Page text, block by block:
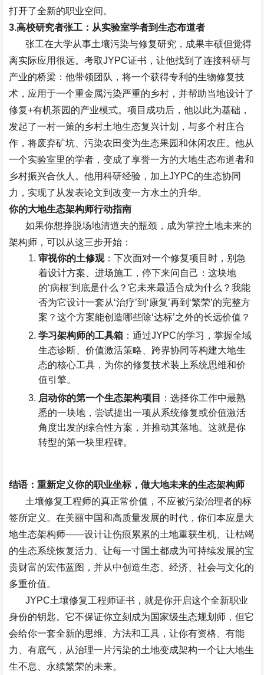
打开了全新的职业空间。
3.高校研究者张工：从实验室学者到生态布道者
张工在大学从事土壤污染与修复研究，成果丰硕但觉得
离实际应用很远。考取JYPC证书，让他找到了连接科研与
产业的桥梁：他带领团队，将一个获得专利的生物修复技
术，应用于一个重金属污染严重的乡村，并帮助当地设计了
修复+有机茶园的产业模式。项目成功后，他以此为基础，
发起了一村一策的乡村土地生态复兴计划，与多个村庄合
作，将废弃矿坑、污染农田变为生态果园和休闲农庄。他从
一个实验室里的学者，变成了享誉一方的大地生态布道者和
乡村振兴合伙人。他用科研经验，加上JYPC的生态协同
力，实现了从发表论文到改变一方水土的升华。
你的大地生态架构师行动指南
如果你想挣脱场地清道夫的瓶颈，成为掌控土地未来的
架构师，可以从这三步开始：
审视你的土修观：下次面对一个修复项目时，别急
着设计方案、进场施工，停下来问自己：这块地
的‘病根’到底是什么？它未来最适合成为什么？我能
否为它设计一套从‘治疗’到 ‘康复’再到 ‘繁荣’的完整方
案？这个方案能创造哪些除‘达标’之外的长远价值？
学习架构师的工具箱 ：通过JYPC的学习，掌握全域
生态诊断、价值激活策略、跨界协同等构建大地生
态的核心工具，为你的修复技术装上系统思维和价
值引擎。
启动你的第一个生态架构项目
：选择你工作中最熟
悉的一块地，尝试提出一项从系统修复或价值激活
角度出发的综合性方案，并推动其落地。这就是你
转型的第一块里程碑。
结语：重新定义你的职业坐标，做大地未来的生态架构师
土壤修复工程师的真正常价值，不应被污染治理者的标
签所定义。在美丽中国和高质量发展的时代，你们本应是大
地生态架构师——设计让伤痕累累的土地重获生机、让枯竭
的生态系统恢复活力、让每一寸国土都成为可持续发展的宝
贵财富的宏伟蓝图，并从中创造生态、经济、社会与文化的
多重价值。
JYPC土壤修复工程师证书，就是你开启这个全新职业
身份的钥匙。它不保证你立刻成为国家级生态规划师，但它
会给你一套全新的思维、方法和工具，让你有资格、有能
力、有底气，从治理一片污染的土地变成架构一个让大地生
生不息、永续繁荣的未来。